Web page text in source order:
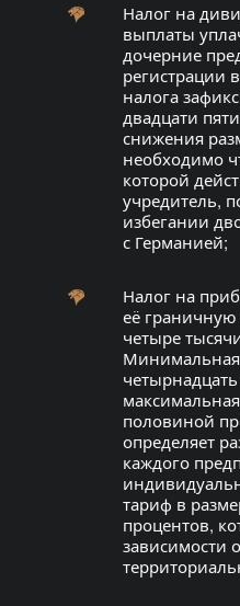
Налог на
выплаты
дочерние
регистрации
налога
двадцати
снижения
необходимо
которой
учредитель,
избегании
с Германией;
Налог на
её
четыре
Минимальная
половиной
определяет
каждого
тариф в
процентов,
зависимости